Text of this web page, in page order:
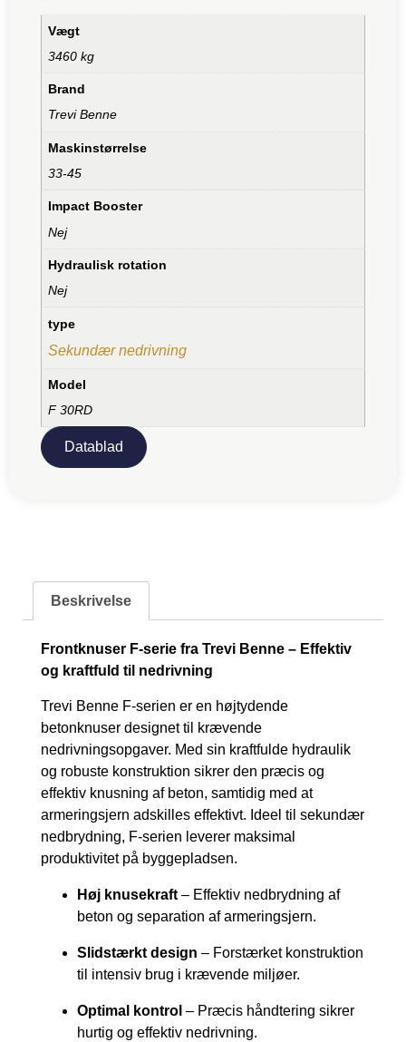
Vægt
3460 kg
Brand
Trevi Benne
Maskinstørrelse
33-45
Impact Booster
Nej
Hydraulisk rotation
Nej
type
Sekundær nedrivning
Model
F 30RD
Datablad
Beskrivelse
Frontknuser F-serie fra Trevi Benne – Effektiv
og kraftfuld til nedrivning
Trevi Benne F-serien er en højtydende
betonknuser designet til krævende
nedrivningsopgaver. Med sin kraftfulde hydraulik
og robuste konstruktion sikrer den præcis og
effektiv knusning af beton, samtidig med at
armeringsjern adskilles effektivt. Ideel til sekundær
nedbrydning, F-serien leverer maksimal
produktivitet på byggepladsen.
Høj knusekraft – Effektiv nedbrydning af
beton og separation af armeringsjern.
Slidstærkt design – Forstærket konstruktion
til intensiv brug i krævende miljøer.
Optimal kontrol – Præcis håndtering sikrer
hurtig og effektiv nedrivning.